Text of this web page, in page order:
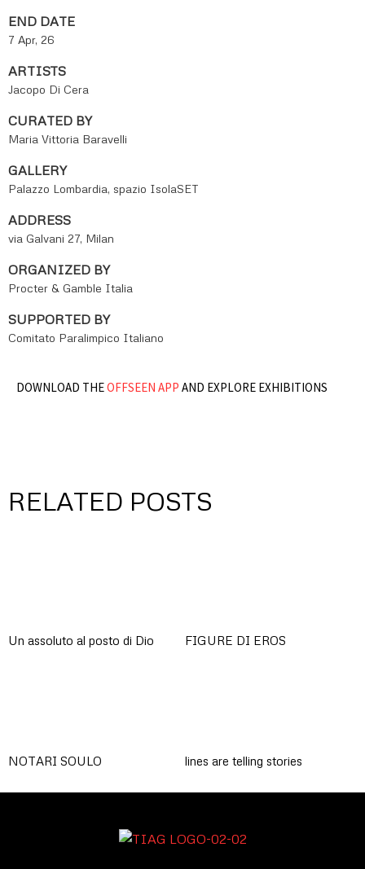
END DATE
7 Apr, 26
ARTISTS
Jacopo Di Cera
CURATED BY
Maria Vittoria Baravelli
GALLERY
Palazzo Lombardia, spazio IsolaSET
ADDRESS
via Galvani 27, Milan
ORGANIZED BY
Procter & Gamble Italia
SUPPORTED BY
Comitato Paralimpico Italiano
DOWNLOAD THEOFFSEEN APP AND EXPLORE EXHIBITIONS
RELATED POSTS
Un assoluto al posto di Dio FIGURE DI EROS
NOTARI SOULO lines are telling stories